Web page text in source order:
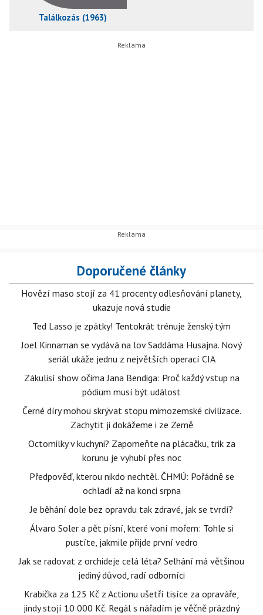
Találkozás (1963)
Doporučené články
Hovězí maso stojí za 41 procenty odlesňování planety,
ukazuje nová studie
Ted Lasso je zpátky! Tentokrát trénuje ženský tým
Joel Kinnaman se vydává na lov Saddáma Husajna. Nový
seriál ukáže jednu z největších operací CIA
Zákulisí show očima Jana Bendiga: Proč každý vstup na
pódium musí být událost
Černé díry mohou skrývat stopu mimozemské civilizace.
Zachytit ji dokážeme i ze Země
Octomilky v kuchyni? Zapomeňte na plácačku, trik za
korunu je vyhubí přes noc
Předpověď, kterou nikdo nechtěl. ČHMÚ: Pořádně se
ochladí až na konci srpna
Je běhání dole bez opravdu tak zdravé, jak se tvrdí?
Álvaro Soler a pět písní, které voní mořem: Tohle si
pustíte, jakmile přijde první vedro
Jak se radovat z orchideje celá léta? Selhání má většinou
jediný důvod, radí odborníci
Krabička za 125 Kč z Actionu ušetří tisíce za opraváře,
jindy stojí 10 000 Kč. Regál s nářadím je věčně prázdný